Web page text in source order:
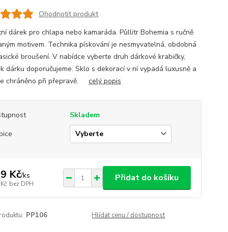
Ohodnotit produkt
dárek pro chlapa nebo kamaráda. Půllitr Bohemia s ručně
motivem. Technika pískování je nesmyvatelná, obdobná
broušení. V nabídce vyberte druh dárkové krabičky,
dárku doporučujeme. Sklo s dekorací v ní vypadá luxusně a
chráněno při přepravě. celý popis
Skladem
Kč/ks
bez DPH
Přidat do košíku
PP106 Hlídat cenu / dostupnost